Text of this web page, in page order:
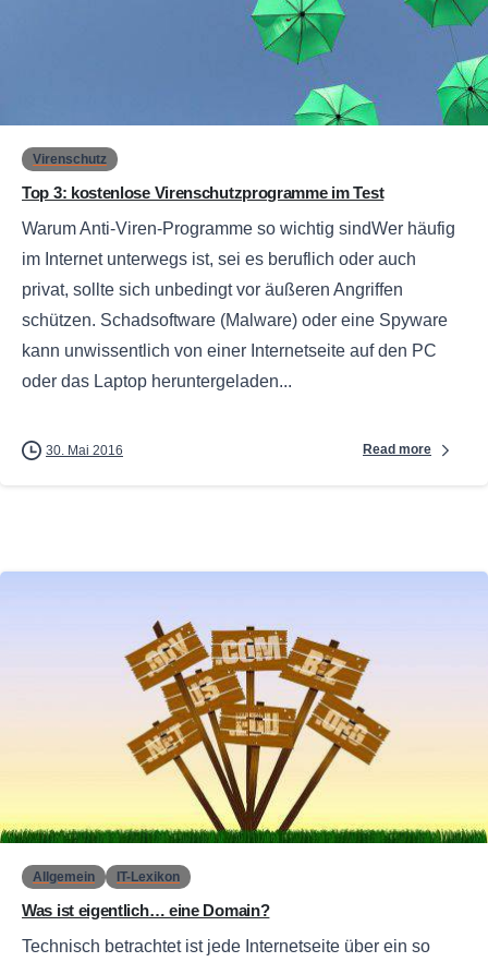
0
Virenschutz
Top 3: kostenlose Virenschutzprogramme im Test
Warum Anti-Viren-Programme so wichtig sindWer häufig
im Internet unterwegs ist, sei es beruflich oder auch
privat, sollte sich unbedingt vor äußeren Angriffen
schützen. Schadsoftware (Malware) oder eine Spyware
kann unwissentlich von einer Internetseite auf den PC
oder das Laptop heruntergeladen...
30. Mai 2016 Read more
Allgemein IT-Lexikon
Was ist eigentlich… eine Domain?
Technisch betrachtet ist jede Internetseite über ein so